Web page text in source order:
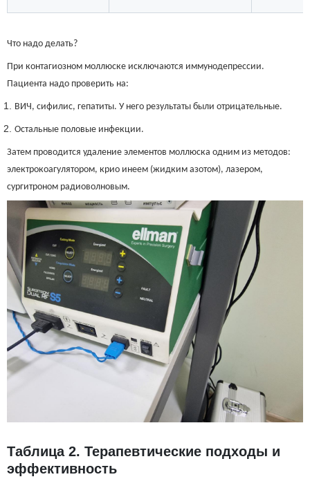
Что надо делать?
При контагиозном моллюске исключаются иммунодепрессии.
Пациента надо проверить на:
ВИЧ, сифилис, гепатиты. У него результаты были отрицательные.
Остальные половые инфекции.
Затем проводится удаление элементов моллюска одним из методов:
электрокоагулятором, крио инеем (жидким азотом), лазером,
сургитроном радиоволновым.
Таблица 2. Терапевтические подходы и
эффективность